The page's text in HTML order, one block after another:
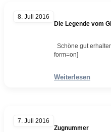
8. Juli 2016
Die Legende vom
Schöne gut
form=on]
Weiterlesen
7. Juli 2016
Zugnummer